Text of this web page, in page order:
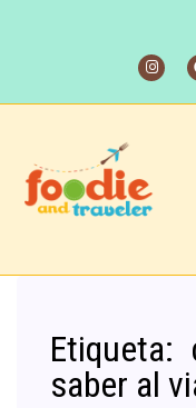
Etiqueta:
saber al